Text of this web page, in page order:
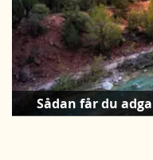
Sådan får du